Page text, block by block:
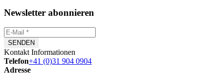
Newsletter abonnieren
Kontakt Informationen
Telefon+41 (0)31 904 0904
Adresse